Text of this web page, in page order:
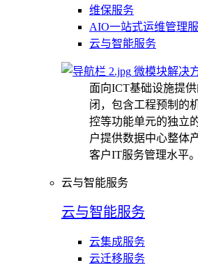
维保服务
AIO一站式运维管理
云与智能服务
微模块解决
面向ICT基础设施提
闭，包含工程预制的
控等功能单元的独立
户提供数据中心整体
客户IT服务管理水平。
云与智能服务
云与智能服务
云集成服务
云迁移服务